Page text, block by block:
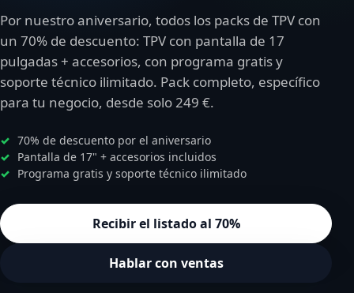
Por nuestro aniversario, todos los packs de TPV con
un 70% de descuento: TPV con pantalla de 17
pulgadas + accesorios, con programa gratis y
soporte técnico ilimitado. Pack completo, específico
para tu negocio, desde solo 249 €.
70% de descuento por el aniversario
Pantalla de 17" + accesorios incluidos
Programa gratis y soporte técnico ilimitado
Recibir el listado al 70%
Hablar con ventas